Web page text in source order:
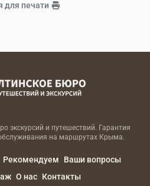
для печати
экскурсий и путешествий. Гарантия
на маршрутах Крыма.
Рекомендуем
Ваши вопросы
О нас Контакты